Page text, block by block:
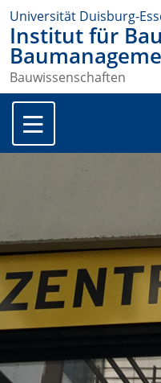
Universität Duisburg-
Institut für
Bauwissenschaften